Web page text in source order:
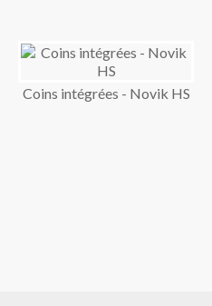
Coins intégrées - Novik HS